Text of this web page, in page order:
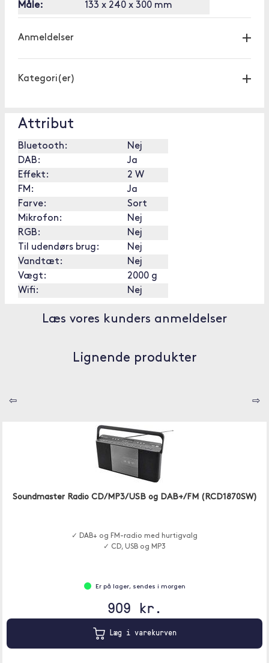
Måle: 133 x 240 x 300 mm
Anmeldelser
Kategori(er)
Attribut
Bluetooth:
Nej
DAB:
Ja
Effekt:
2 W
FM:
Ja
Farve:
Sort
Mikrofon:
Nej
RGB:
Nej
Til udendørs brug:
Nej
Vandtæt:
Nej
Vægt:
2000 g
Wifi:
Nej
Læs vores kunders anmeldelser
Lignende produkter
⇦ ⇨
Soundmaster Radio CD/MP3/USB og DAB+/FM (RCD1870SW)
✓ DAB+ og FM-radio med hurtigvalg
✓ CD, USB og MP3
Er på lager, sendes i morgen
909 kr.
Læg i varekurven